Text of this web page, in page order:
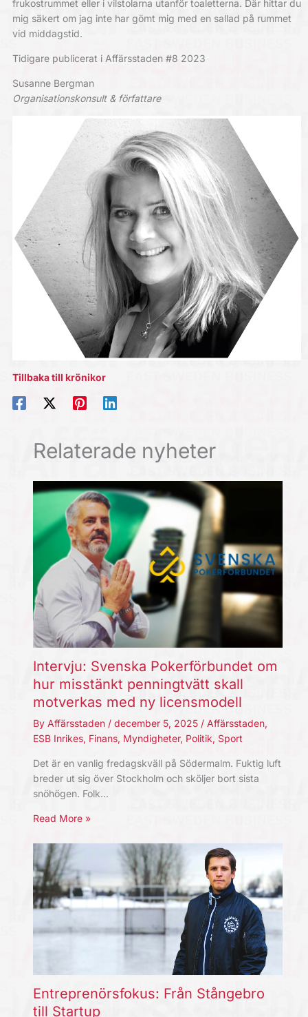
frukostrummet eller i vilstolarna utanför toaletterna. Där hittar du
mig säkert om jag inte har gömt mig med en sallad på rummet
vid middagstid.
Tidigare publicerat i Affärsstaden #8 2023
Susanne Bergman
Organisationskonsult & författare
Tillbaka till krönikor
Relaterade nyheter
Intervju: Svenska Pokerförbundet om
hur misstänkt penningtvätt skall
motverkas med ny licensmodell
By Affärsstaden / december 5, 2025 / Affärsstaden,
ESB Inrikes, Finans, Myndigheter, Politik, Sport
Det är en vanlig fredagskväll på Södermalm. Fuktig luft
breder ut sig över Stockholm och sköljer bort sista
snöhögen. Folk…
Read More »
Entreprenörsfokus: Från Stångebro
till Startup